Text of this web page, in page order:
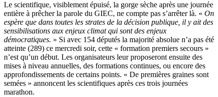
Le scientifique, visiblement épuisé, la gorge sèche après une journée
entière à prêcher la parole du GIEC, ne compte pas s’arrêter là. « On
espère que dans toutes les strates de la décision publique, il y ait des
sensibilisations aux enjeux climat qui sont des enjeux
démocratiques. » Si avec 154 députés la majorité absolue n’a pas été
atteinte (289) ce mercredi soir, cette « formation premiers secours »
n’est qu’un début. Les organisateurs leur proposeront ensuite des
mises à niveau annuelles, des formations continues, ou encore des
approfondissements de certains points. « De premières graines sont
semées » annoncent les scientifiques après ces trois journées
marathon.